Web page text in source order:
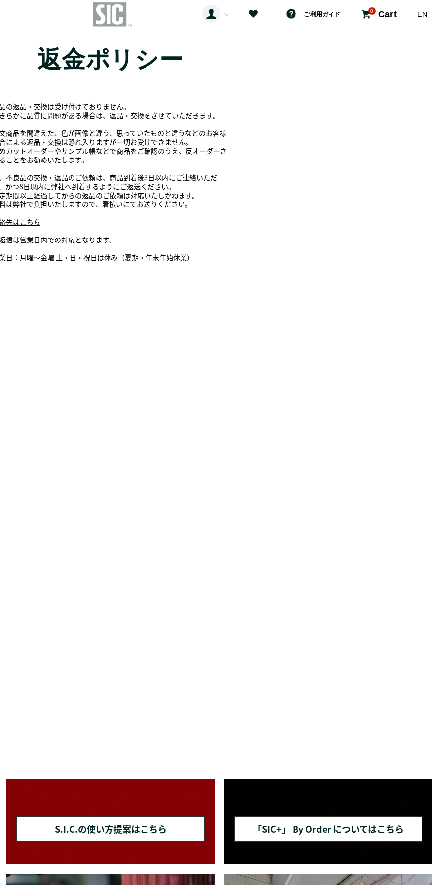
ご利用ガイド 0 Cart EN
返金ポリシー
の返品・交換は受け付けておりません。
らかに品質に問題がある場合は、返品・交換をさせていただきます。
商品を間違えた、色が画像と違う、思っていたものと違うなどのお客様
による返品・交換は恐れ入りますが一切お受けできません。
カットオーダーやサンプル帳などで商品をご確認のうえ、反オーダーさ
ことをお勧めいたします。
不良品の交換・返品のご依頼は、商品到着後3日以内にご連絡いただ
かつ8日以内に弊社へ到着するようにご返送ください。
期間以上経過してからの返品のご依頼は対応いたしかねます。
は弊社で負担いたしますので、着払いにてお送りください。
先はこちら
信は営業日内での対応となります。
日：月曜〜金曜 土・日・祝日は休み（夏期・年末年始休業）
S.I.C.の使い方提案はこちら 「SIC+」 By Order についてはこちら